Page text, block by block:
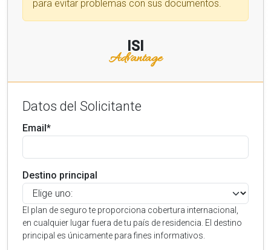
para evitar problemas con sus documentos.
ISI
Advantage
Datos del Solicitante
Email*
Destino principal
El plan de seguro te proporciona cobertura internacional,
en cualquier lugar fuera de tu país de residencia. El destino
principal es únicamente para fines informativos.